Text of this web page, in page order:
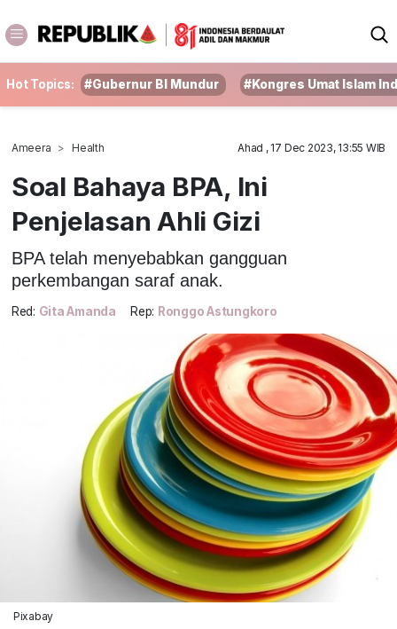
Hot Topics: #Gubernur BI Mundur #Kongres Umat Islam
Ameera Health Ahad , 17 Dec 2023, 13:55 WIB
Soal Bahaya BPA, Ini
Penjelasan Ahli Gizi
BPA telah menyebabkan gangguan
perkembangan saraf anak.
Red: Gita Amanda Rep: Ronggo Astungkoro
Pixabay